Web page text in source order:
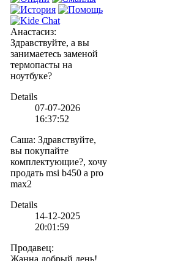
Анастасиз:
Здравствуйте, а вы
занимаетесь заменой
термопасты на
ноутбуке?
Details
07-07-2026
16:37:52
Саша: Здравствуйте,
вы покупайте
комплектующие?, хочу
продать msi b450 a pro
max2
Details
14-12-2025
20:01:59
Продавец:
Жанна,добрый день!